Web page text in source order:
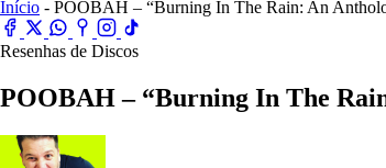
Início - POOBAH – “Burning In The Rain: An
Resenhas de Discos
POOBAH – “Burning In The